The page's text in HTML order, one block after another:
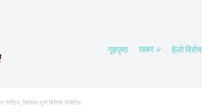
गृहपृष्ठ खबर हेलाे विशेष
नेगेटिभ, विदेशमा पुग्ने बित्तिकै पोजेटिभ